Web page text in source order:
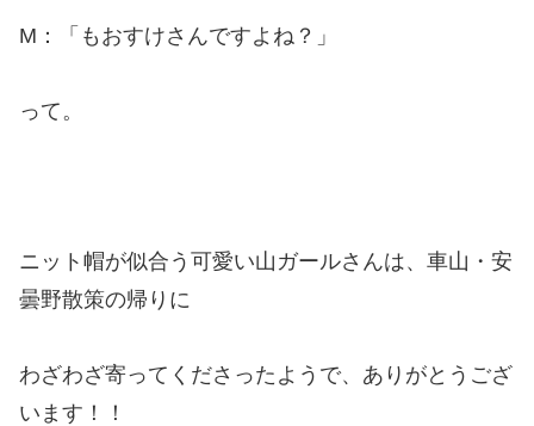
M：「もおすけさんですよね？」
って。
ニット帽が似合う可愛い山ガールさんは、車山・安
曇野散策の帰りに
わざわざ寄ってくださったようで、ありがとうござ
います！！